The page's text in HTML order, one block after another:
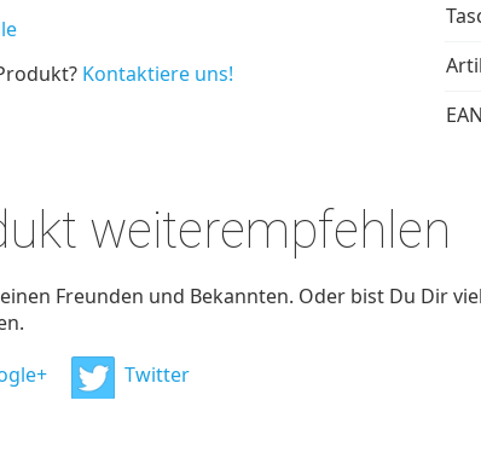
EAN
Kontaktiere uns!
weiterempfehlen
Freunden und Bekannten. Oder bist Du Dir
Twitter